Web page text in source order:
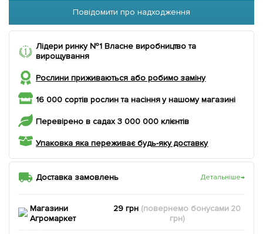
Повідомити про надходження
Лідери ринку №1 Власне виробництво та
вирощування
Рослини приживаються або робимо заміну
16 000 сортів рослин та насіння у нашому магазині
Перевірено в садах 3 000 000 клієнтів
Упаковка яка переживає будь-яку доставку
Доставка замовлень Детальніше→
Магазини
Агромаркет
29 грн (повернемобонусами 20
грн)